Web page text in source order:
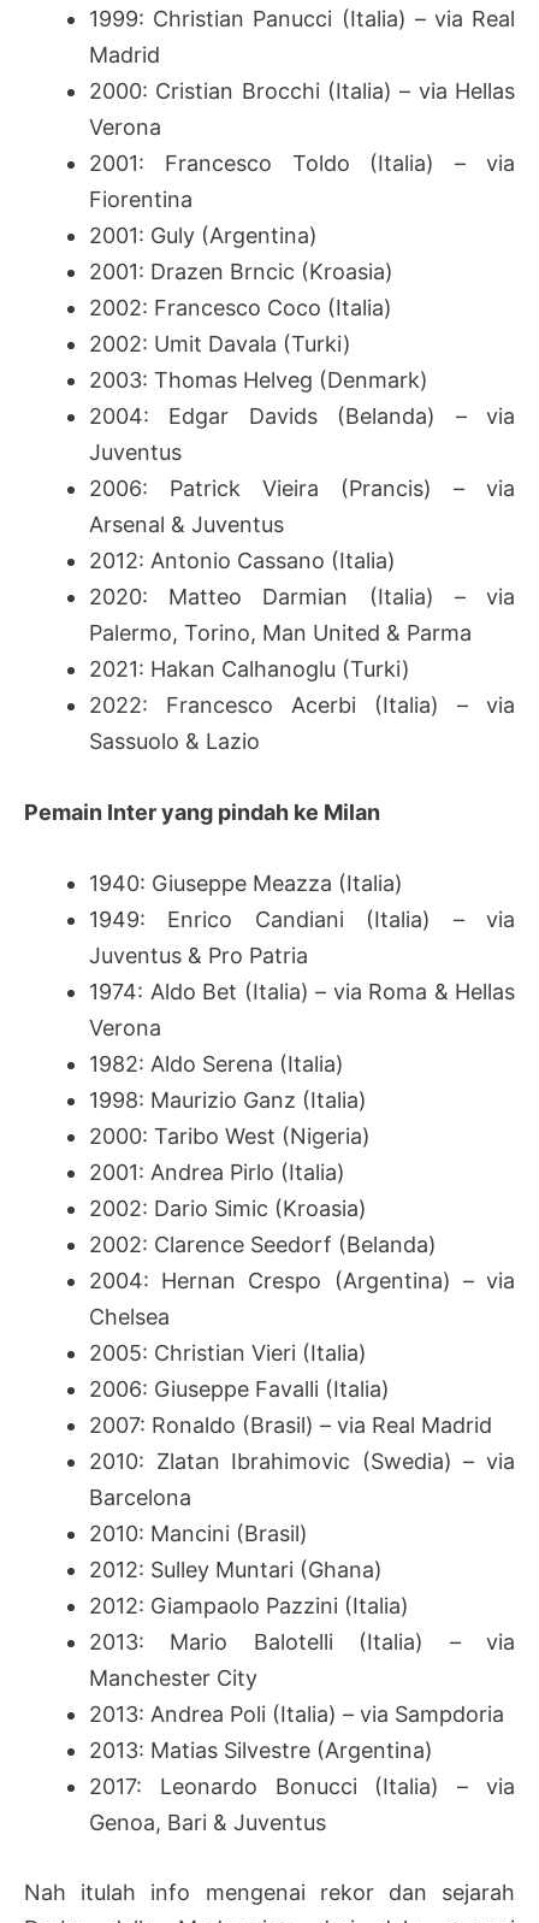
1999: Christian Panucci (Italia) – via Real
Madrid
2000: Cristian Brocchi (Italia) – via Hellas
Verona
2001: Francesco Toldo (Italia) – via
Fiorentina
2001: Guly (Argentina)
2001: Drazen Brncic (Kroasia)
2002: Francesco Coco (Italia)
2002: Umit Davala (Turki)
2003: Thomas Helveg (Denmark)
2004: Edgar Davids (Belanda) – via
Juventus
2006: Patrick Vieira (Prancis) – via
Arsenal & Juventus
2012: Antonio Cassano (Italia)
2020: Matteo Darmian (Italia) – via
Palermo, Torino, Man United & Parma
2021: Hakan Calhanoglu (Turki)
2022: Francesco Acerbi (Italia) – via
Sassuolo & Lazio
Pemain Inter yang pindah ke Milan
1940: Giuseppe Meazza (Italia)
1949: Enrico Candiani (Italia) – via
Juventus & Pro Patria
1974: Aldo Bet (Italia) – via Roma & Hellas
Verona
1982: Aldo Serena (Italia)
1998: Maurizio Ganz (Italia)
2000: Taribo West (Nigeria)
2001: Andrea Pirlo (Italia)
2002: Dario Simic (Kroasia)
2002: Clarence Seedorf (Belanda)
2004: Hernan Crespo (Argentina) – via
Chelsea
2005: Christian Vieri (Italia)
2006: Giuseppe Favalli (Italia)
2007: Ronaldo (Brasil) – via Real Madrid
2010: Zlatan Ibrahimovic (Swedia) – via
Barcelona
2010: Mancini (Brasil)
2012: Sulley Muntari (Ghana)
2012: Giampaolo Pazzini (Italia)
2013: Mario Balotelli (Italia) – via
Manchester City
2013: Andrea Poli (Italia) – via Sampdoria
2013: Matias Silvestre (Argentina)
2017: Leonardo Bonucci (Italia) – via
Genoa, Bari & Juventus
Nah itulah info mengenai rekor dan sejarah